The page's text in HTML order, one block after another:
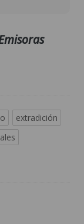
extradición